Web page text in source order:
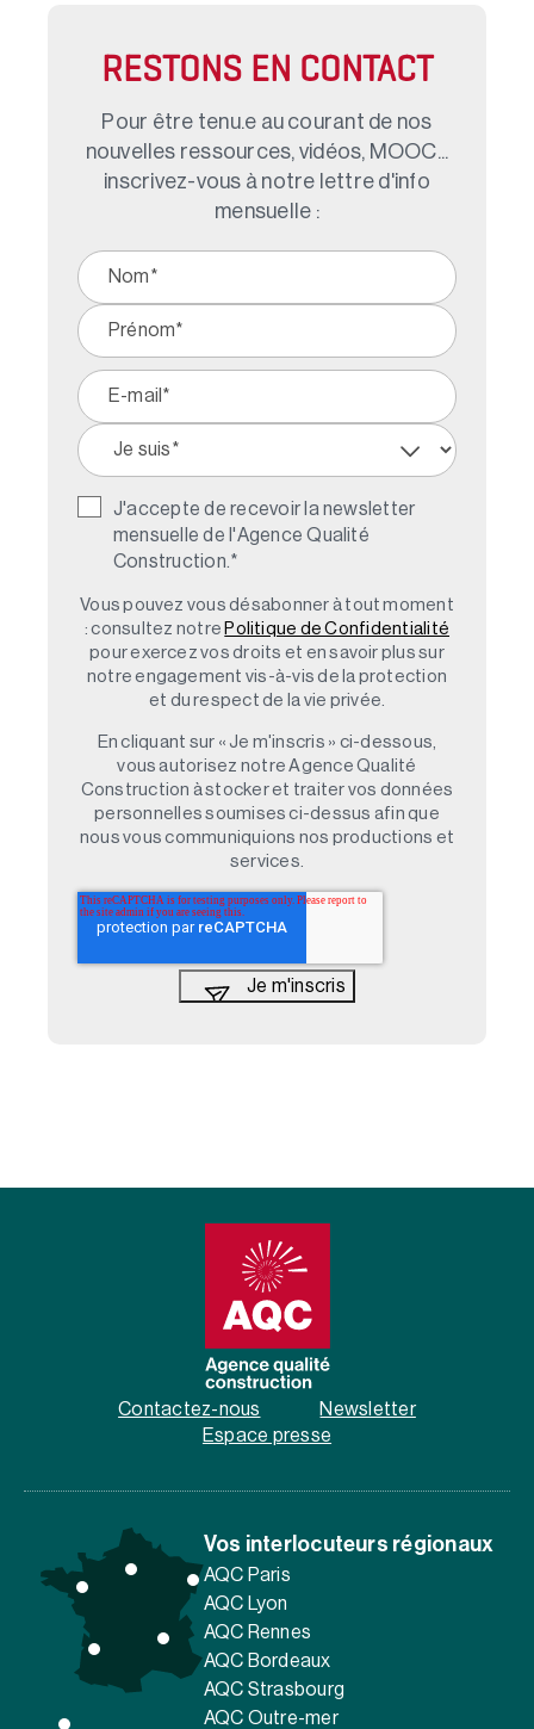
RESTONS EN CONTACT
Pour être tenu.e au courant de nos
nouvelles ressources, vidéos, MOOC...
inscrivez-vous à notre lettre d'info
mensuelle :
J'accepte de recevoir la newsletter
mensuelle de l'Agence Qualité
Construction. *
Vous pouvez vous désabonner à tout moment
: consultez notre Politique de Confidentialité
pour exercez vos droits et en savoir plus sur
notre engagement vis-à-vis de la protection
et du respect de la vie privée.
En cliquant sur « Je m'inscris » ci-dessous,
vous autorisez notre Agence Qualité
Construction à stocker et traiter vos données
personnelles soumises ci-dessus afin que
nous vous communiquions nos productions et
services.
Contactez-nous
Newsletter
Espace presse
Vos interlocuteurs régionaux
AQC Paris
AQC Lyon
AQC Rennes
AQC Bordeaux
AQC Strasbourg
AQC Outre-mer